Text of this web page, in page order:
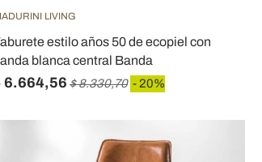
LIVING
estilo años 50 de ecopiel con
blanca central Banda
6.664,56 $ 8.330,70 - 20%